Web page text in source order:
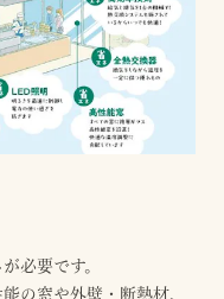
必要です。
の窓や外壁・断熱材、